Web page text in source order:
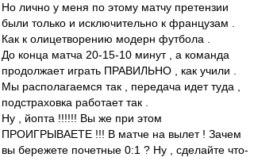
Но лично у меня по этому матчу претензии
были только и исключительно к французам .
Как к олицетворению модерн футбола .
До конца матча 20-15-10 минут , а команда
продолжает играть ПРАВИЛЬНО , как учили .
Мы располагаемся так , передача идет туда ,
подстраховка работает так .
Ну , йопта !!!!!! Вы же при этом
ПРОИГРЫВАЕТЕ !!! В матче на вылет ! Зачем
вы бережете почетные 0:1 ? Ну , сделайте что-